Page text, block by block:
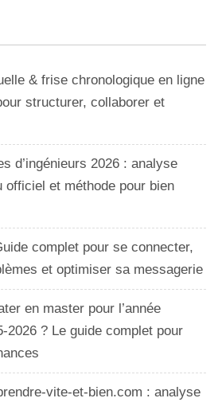
& frise chronologique en ligne
structurer, collaborer et
d’ingénieurs 2026 : analyse
officiel et méthode pour bien
complet pour se connecter,
et optimiser sa messagerie
en master pour l’année
2026 ? Le guide complet pour
vite-et-bien.com : analyse